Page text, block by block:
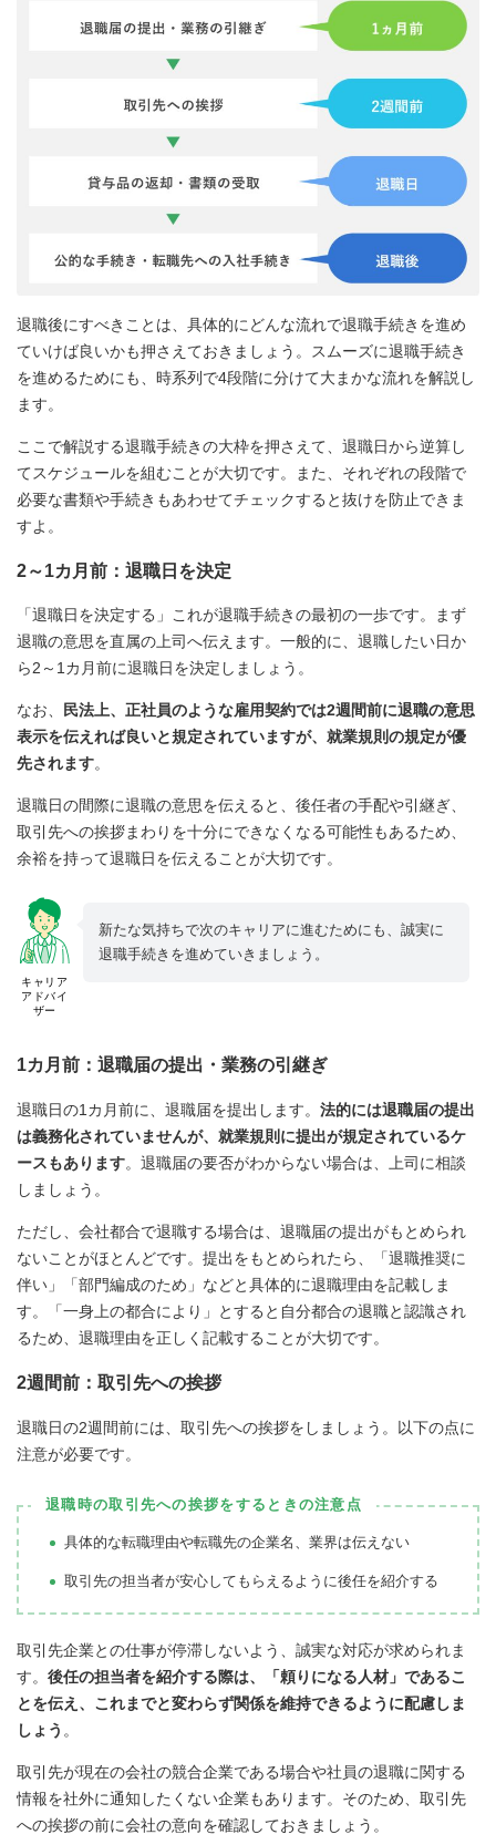
退職後にすべきことは、具体的にどんな流れで退職手続きを進め
ていけば良いかも押さえておきましょう。スムーズに退職手続き
を進めるためにも、時系列で4段階に分けて大まかな流れを解説し
ます。
ここで解説する退職手続きの大枠を押さえて、退職日から逆算し
てスケジュールを組むことが大切です。また、それぞれの段階で
必要な書類や手続きもあわせてチェックすると抜けを防止できま
すよ。
2～1カ月前：退職日を決定
「退職日を決定する」これが退職手続きの最初の一歩です。まず
退職の意思を直属の上司へ伝えます。一般的に、退職したい日か
ら2～1カ月前に退職日を決定しましょう。
なお、
民法上、正社員のような雇用契約では2週間前に退職の意思
表示を伝えれば良いと規定されていますが、就業規則の規定が優
先されます。
退職日の間際に退職の意思を伝えると、後任者の手配や引継ぎ、
取引先への挨拶まわりを十分にできなくなる可能性もあるため、
余裕を持って退職日を伝えることが大切です。
キャリア
アドバイ
ザー
新たな気持ちで次のキャリアに進むためにも、誠実に
退職手続きを進めていきましょう。
1カ月前：退職届の提出・業務の引継ぎ
退職日の1カ月前に、退職届を提出します。 法的には退職届の提出
は義務化されていませんが、就業規則に提出が規定されているケ
ースもあります。退職届の要否がわからない場合は、上司に相談
しましょう。
ただし、会社都合で退職する場合は、退職届の提出がもとめられ
ないことがほとんどです。提出をもとめられたら、「退職推奨に
伴い」「部門編成のため」などと具体的に退職理由を記載しま
す。「一身上の都合により」とすると自分都合の退職と認識され
るため、退職理由を正しく記載することが大切です。
2週間前：取引先への挨拶
退職日の2週間前には、取引先への挨拶をしましょう。以下の点に
注意が必要です。
退職時の取引先への挨拶をするときの注意点
具体的な転職理由や転職先の企業名、業界は伝えない
取引先の担当者が安心してもらえるように後任を紹介する
取引先企業との仕事が停滞しないよう、誠実な対応が求められま
す。 後任の担当者を紹介する際は、「頼りになる人材」であるこ
とを伝え、これまでと変わらず関係を維持できるように配慮しま
しょう 。
取引先が現在の会社の競合企業である場合や社員の退職に関する
情報を社外に通知したくない企業もあります。そのため、取引先
への挨拶の前に会社の意向を確認しておきましょう。